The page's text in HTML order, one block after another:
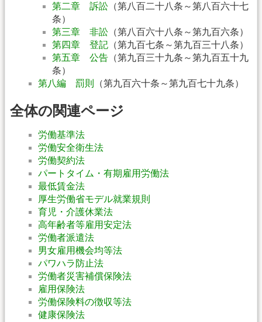
第二章 訴訟 （第八百二十八条～第八百六十七
条）
第三章 非訟 （第八百六十八条～第九百六条）
第四章 登記 （第九百七条～第九百三十八条）
第五章 公告 （第九百三十九条～第九百五十九
条）
第八編 罰則
（第九百六十条～第九百七十九条）
全体の関連ページ
労働基準法
労働安全衛生法
労働契約法
パートタイム・有期雇用労働法
最低賃金法
厚生労働省モデル就業規則
育児・介護休業法
高年齢者等雇用安定法
労働者派遣法
男女雇用機会均等法
パワハラ防止法
労働者災害補償保険法
雇用保険法
労働保険料の徴収等法
健康保険法